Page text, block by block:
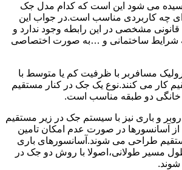
می شود این است که کدام مدل جک
چه کاربردی مناسب است.در جواب این
مشخصی در این رابطه وجود ندارد و
شرایط ساختمانی و …به صورت اختصاصی
مسافربر با ظرفیت کم یا متوسط با
کار می کنند.نوع یک جک در کنار مستقیم
خانگی دو طبقه مناسب است.
و باری نیز با سیستم جک در زیر مستقیم
از آسانسورها در صورت عدم امکان تامین
طراحی می شوند.آسانسورهای باری
مسیر طولانی،اصولا با روش دو جک در